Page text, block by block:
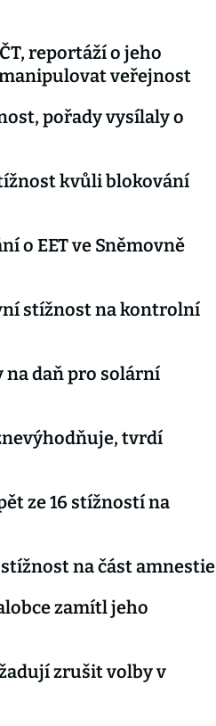
reportáží o jeho
veřejnost
pořady vysílaly o
kvůli blokování
o EET ve Sněmovně
stížnost na kontrolní
daň pro solární
tvrdí
ze 16 stížností na
na část amnestie
zamítl jeho
zrušit volby v